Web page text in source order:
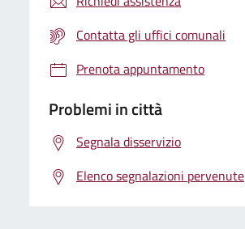
Contatta gli uffici comunali
Prenota appuntamento
Problemi in città
Segnala disservizio
Elenco segnalazioni pervenute